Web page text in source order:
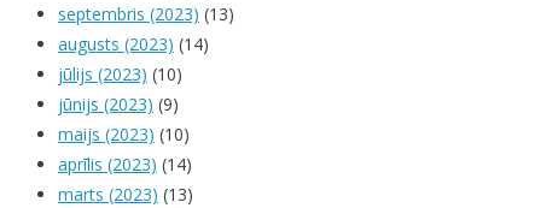
septembris (2023) (13)
augusts (2023) (14)
jūlijs (2023) (10)
jūnijs (2023) (9)
maijs (2023) (10)
aprīlis (2023) (14)
marts (2023) (13)